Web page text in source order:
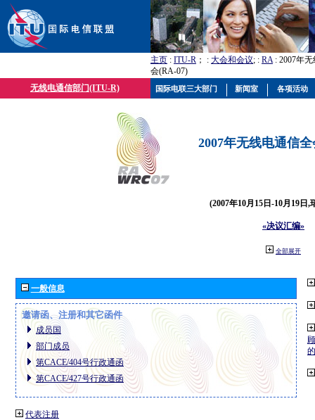
主页 : ITU-R ； : 大会和会议; : RA: 2007年
会(RA-07)
无线电通信部门(ITU-R)
2007年无线电通信
(2007年10月15日-10月19日,
«决议汇编»
全部展开
一般信息
邀请函、注册和其它函件
成员国
部门成员
第CACE/404号行政通函
第CACE/427号行政通函
代表注册
国际电联三大部门 新闻室 各项活动